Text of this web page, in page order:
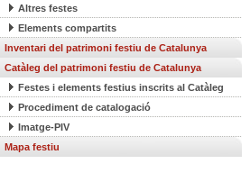
Altres festes
Elements compartits
Inventari del patrimoni festiu de Catalunya
Catàleg del patrimoni festiu de Catalunya
Festes i elements festius inscrits al Catàleg
Procediment de catalogació
Imatge-PIV
Mapa festiu